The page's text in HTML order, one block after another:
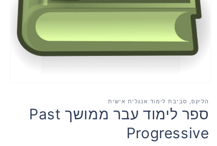
במודאל
הליקס, סביבת לימוד אנגלית אישית
ספר לימוד עבר ממושך Past
Progressive